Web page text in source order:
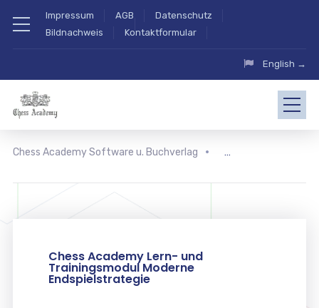
Impressum AGB
Datenschutz
Bildnachweis
Kontaktformular
English →
Chess Academy Software u. Buchverlag
Chess Academy Lern- und
Trainingsmodul Moderne
Endspielstrategie